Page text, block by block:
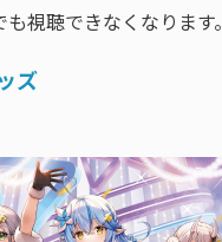
視聴できなくなります。
ズ